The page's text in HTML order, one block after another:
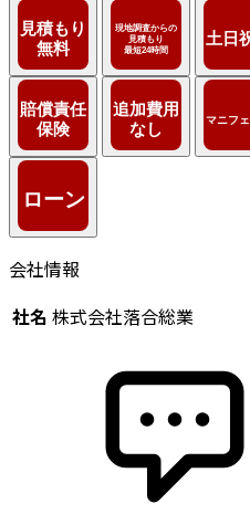
会社情報
社名 株式会社落合総業